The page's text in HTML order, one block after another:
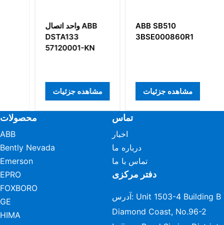
واحد اتصال ABB
DSTA133
57120001-KN
مشاهده جزئیات
ABB SB510
3BSE000860R1
مشاهده جزئیات
محصولات
ABB
Bently Nevada
Emerson
EPRO
FOXBORO
GE
HIMA
تماس
اخبار
درباره ما
تماس با ما
دفتر مرکزی
آدرس: Unit 1503-4 Building B
Diamond Coast, No.96-2